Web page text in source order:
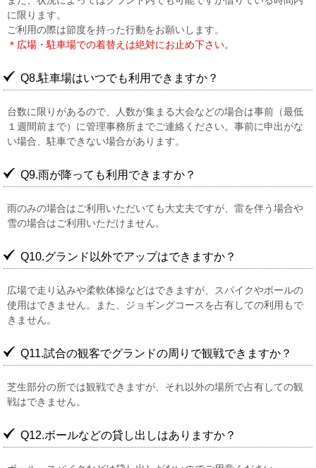
に限ります。
ご利用の際は節度を持った行動をお願いします。
＊広場・駐車場での着替えは絶対にお止め下さい。
Q8.駐車場はいつでも利用できますか？
台数に限りがあるので、人数が集まる大会などの場合は事前（最低
１週間前まで）に管理事務所までご連絡ください。事前に申出がな
い場合、駐車できない場合があります。
Q9.雨が降っても利用できますか？
雨のみの場合はご利用いただいても大丈夫ですが、雷を伴う場合や
雪の場合はご利用いただけません。
Q10.グランド以外でアップはできますか？
広場で走り込みや柔軟体操などはできますが、スパイクやボールの
使用はできません。また、ジョギングコースを占有しての利用もで
きません。
Q11.試合の観客でグランドの周りで観戦できますか？
芝生部分の所では観戦できますが、それ以外の場所で占有しての観
戦はできません。
Q12.ボールなどの貸し出しはありますか？